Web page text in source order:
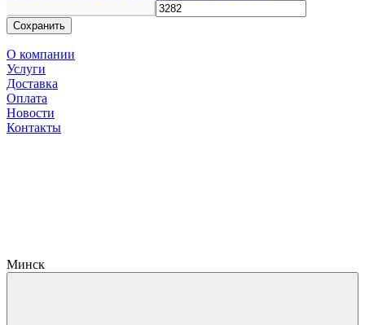
Сохранить
О компании
Услуги
Доставка
Оплата
Новости
Контакты
Минск